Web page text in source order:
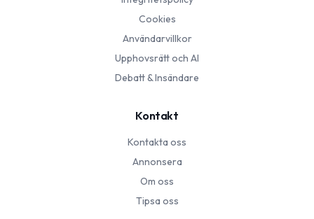
Cookies
Användarvillkor
Upphovsrätt och AI
Debatt & Insändare
Kontakt
Kontakta oss
Annonsera
Om oss
Tipsa oss